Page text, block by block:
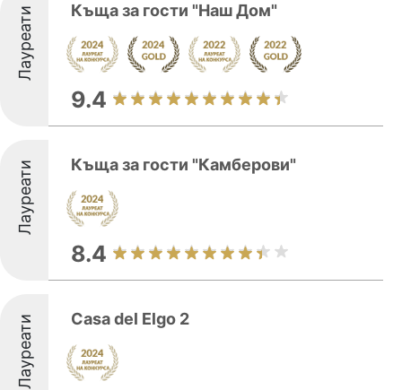
Лауреати Къща за гости "Наш Дом"
9.4
Лауреати Къща за гости "Камберови"
8.4
Лауреати Casa del Elgo 2